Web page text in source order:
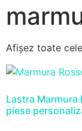
Afișez toate
Lastra
piese